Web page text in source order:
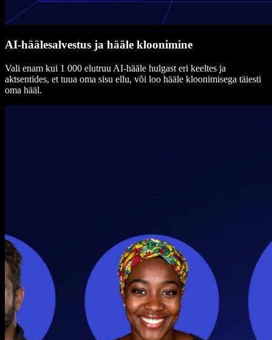
AI-häälesalvestus ja hääle kloonimine
Vali enam kui 1 000 elutruu AI-hääle hulgast eri keeltes ja
aktsentides, et tuua oma sisu ellu, või loo hääle kloonimisega täiesti
oma hääl.